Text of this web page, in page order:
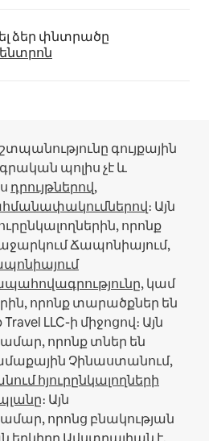
ձեր փնտրածը
գույքային
պոլիս չէ և
դրույթներով,
։ Այն
որոնք
Ճապոնիայում,
, կամ
որոնք տարածքներ են
LLC-ի միջոցով։ Այն
որոնք տներ են
Չինաստանում,
հյուրընկալողների
։ Այն
որոնց բնակության